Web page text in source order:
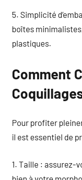
5. Simplicité
boîtes
plastiques.
Comment
Pour profiter
il est essentiel de
1. Taille : assurez-